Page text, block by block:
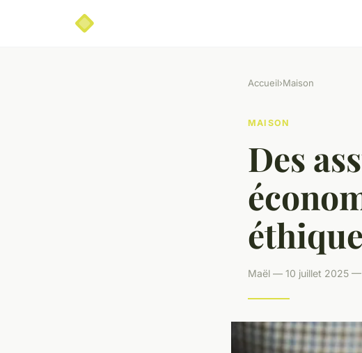
Accueil›Maison
MAISON
Des
éthique
Maël — 10 juillet 2025 —